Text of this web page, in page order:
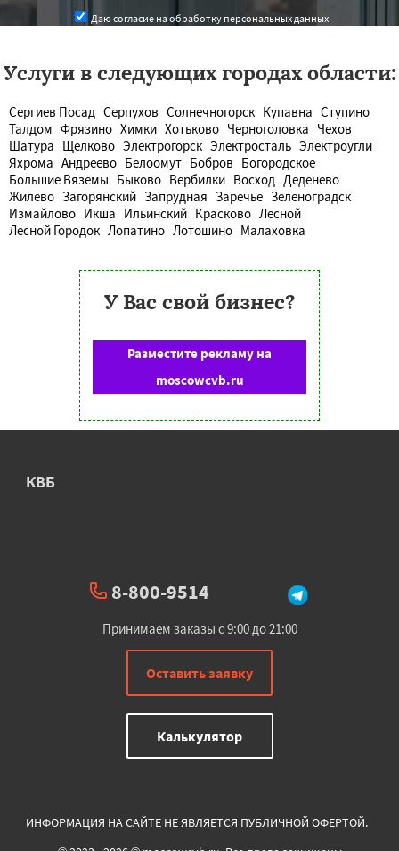
Даю согласие на обработку персональных данных
Услуги в следующих городах области:
Сергиев Посад Серпухов Солнечногорск Купавна Ступино
Талдом Фрязино Химки Хотьково Черноголовка Чехов
Шатура Щелково Электрогорск Электросталь Электроугли
Яхрома Андреево Белоомут Бобров Богородское
Большие Вяземы Быково Вербилки Восход Деденево
Жилево Загорянский Запрудная Заречье Зеленоградск
Измайлово Икша Ильинский Красково Лесной
Лесной Городок Лопатино Лотошино Малаховка
У Вас свой бизнес?
Разместите рекламу на
moscowcvb.ru
КВБ
8-800-9514
Принимаем заказы с 9:00 до 21:00
Оставить заявку
Калькулятор
ИНФОРМАЦИЯ НА САЙТЕ НЕ ЯВЛЯЕТСЯ ПУБЛИЧНОЙ ОФЕРТОЙ.